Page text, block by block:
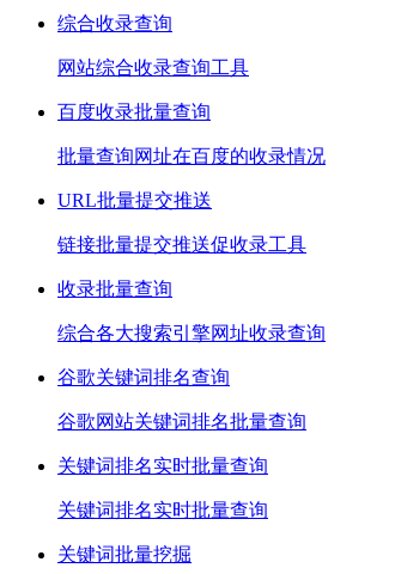
综合收录查询
网站综合收录查询工具
百度收录批量查询
批量查询网址在百度的收录情况
URL批量提交推送
链接批量提交推送促收录工具
收录批量查询
综合各大搜索引擎网址收录查询
谷歌关键词排名查询
谷歌网站关键词排名批量查询
关键词排名实时批量查询
关键词排名实时批量查询
关键词批量挖掘